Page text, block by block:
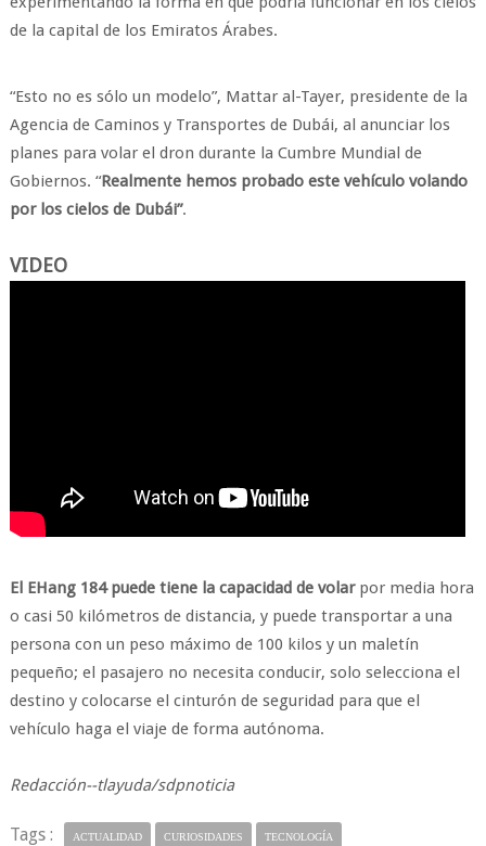
de la capital de los Emiratos Árabes.
“Esto no es sólo un modelo”, Mattar al-Tayer, presidente de la
Agencia de Caminos y Transportes de Dubái, al anunciar los
planes para volar el dron durante la Cumbre Mundial de
Gobiernos. “Realmente hemos probado este vehículo volando
por los cielos de Dubái”.
VIDEO
El EHang 184 puede tiene la capacidad de volar por media hora
o casi 50 kilómetros de distancia, y puede transportar a una
persona con un peso máximo de 100 kilos y un maletín
pequeño; el pasajero no necesita conducir, solo selecciona el
destino y colocarse el cinturón de seguridad para que el
vehículo haga el viaje de forma autónoma.
Redacción--tlayuda/sdpnoticia
Tags : ACTUALIDAD CURIOSIDADES TECNOLOGÍA